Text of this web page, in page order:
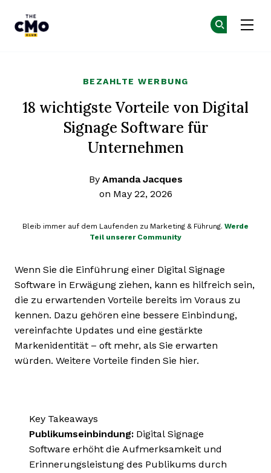
BEZAHLTE WERBUNG
18 wichtigste Vorteile von Digital
Signage Software für
Unternehmen
By Amanda Jacques
on May 22, 2026
Bleib immer auf dem Laufenden zu Marketing & Führung. Werde
Teil unserer Community
Wenn Sie die Einführung einer Digital Signage
Software in Erwägung ziehen, kann es hilfreich sein,
die zu erwartenden Vorteile bereits im Voraus zu
kennen. Dazu gehören eine bessere Einbindung,
vereinfachte Updates und eine gestärkte
Markenidentität – oft mehr, als Sie erwarten
würden. Weitere Vorteile finden Sie hier.
Key Takeaways
Publikumseinbindung: Digital Signage
Software erhöht die Aufmerksamkeit und
Erinnerungsleistung des Publikums durch